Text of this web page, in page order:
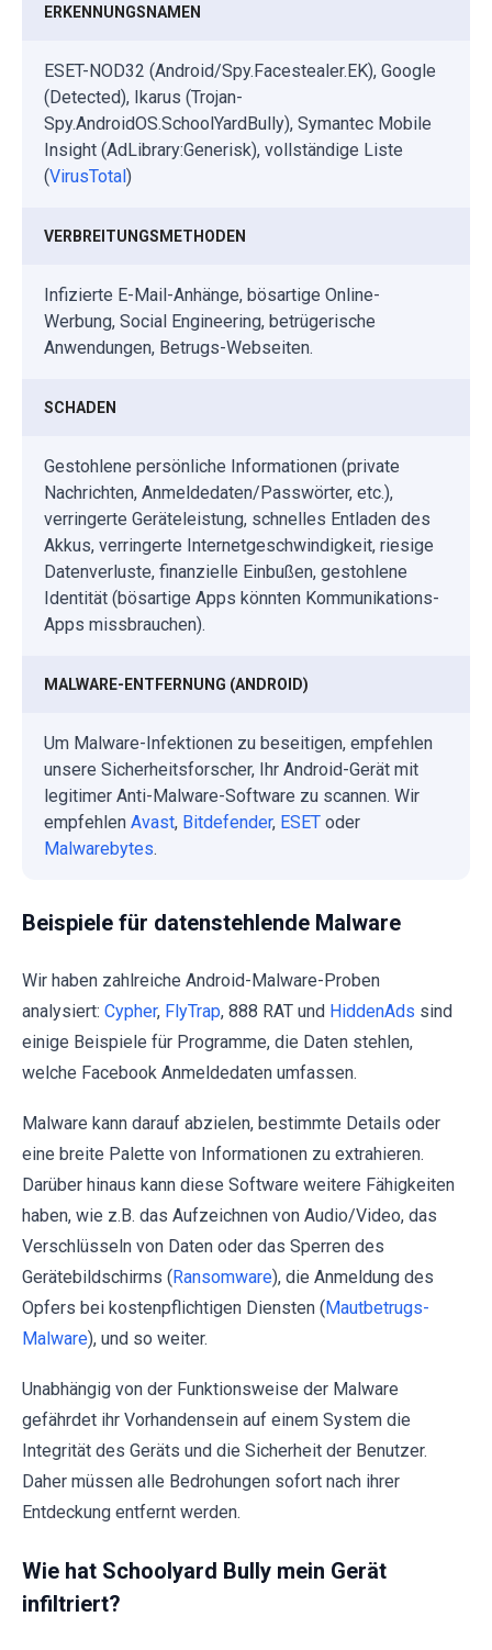
ERKENNUNGSNAMEN
ESET-NOD32 (Android/Spy.Facestealer.EK), Google
(Detected), Ikarus (Trojan-
Spy.AndroidOS.SchoolYardBully), Symantec Mobile
Insight (AdLibrary:Generisk), vollständige Liste
(VirusTotal)
VERBREITUNGSMETHODEN
Infizierte E-Mail-Anhänge, bösartige Online-
Werbung, Social Engineering, betrügerische
Anwendungen, Betrugs-Webseiten.
SCHADEN
Gestohlene persönliche Informationen (private
Nachrichten, Anmeldedaten/Passwörter, etc.),
verringerte Geräteleistung, schnelles Entladen des
Akkus, verringerte Internetgeschwindigkeit, riesige
Datenverluste, finanzielle Einbußen, gestohlene
Identität (bösartige Apps könnten Kommunikations-
Apps missbrauchen).
MALWARE-ENTFERNUNG (ANDROID)
Um Malware-Infektionen zu beseitigen, empfehlen
unsere Sicherheitsforscher, Ihr Android-Gerät mit
legitimer Anti-Malware-Software zu scannen. Wir
empfehlen Avast, Bitdefender, ESET oder
Malwarebytes.
Beispiele für datenstehlende Malware
Wir haben zahlreiche Android-Malware-Proben
analysiert: Cypher, FlyTrap, 888 RAT und HiddenAds sind
einige Beispiele für Programme, die Daten stehlen,
welche Facebook Anmeldedaten umfassen.
Malware kann darauf abzielen, bestimmte Details oder
eine breite Palette von Informationen zu extrahieren.
Darüber hinaus kann diese Software weitere Fähigkeiten
haben, wie z.B. das Aufzeichnen von Audio/Video, das
Verschlüsseln von Daten oder das Sperren des
Gerätebildschirms (Ransomware), die Anmeldung des
Opfers bei kostenpflichtigen Diensten (Mautbetrugs-
Malware), und so weiter.
Unabhängig von der Funktionsweise der Malware
gefährdet ihr Vorhandensein auf einem System die
Integrität des Geräts und die Sicherheit der Benutzer.
Daher müssen alle Bedrohungen sofort nach ihrer
Entdeckung entfernt werden.
Wie hat Schoolyard Bully mein Gerät
infiltriert?